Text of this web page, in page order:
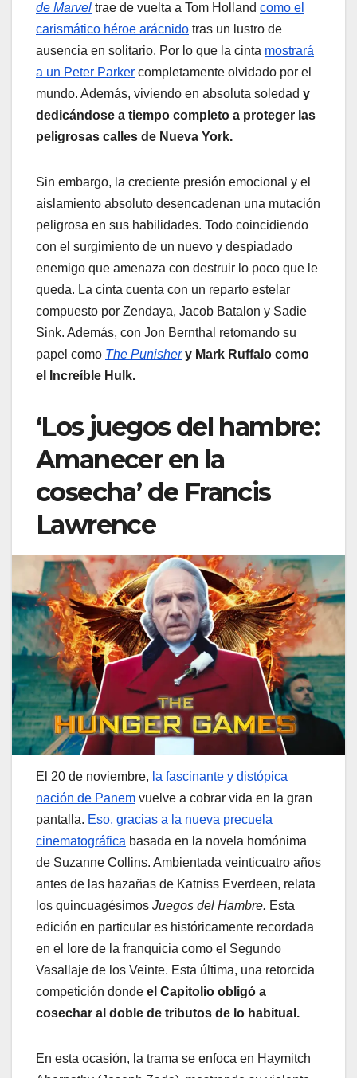
de Marvel trae de vuelta a Tom Holland como el
carismático héroe arácnido tras un lustro de
ausencia en solitario. Por lo que la cinta mostrará
a un Peter Parker completamente olvidado por el
mundo. Además, viviendo en absoluta soledad y
dedicándose a tiempo completo a proteger las
peligrosas calles de Nueva York.
Sin embargo, la creciente presión emocional y el
aislamiento absoluto desencadenan una mutación
peligrosa en sus habilidades. Todo coincidiendo
con el surgimiento de un nuevo y despiadado
enemigo que amenaza con destruir lo poco que le
queda. La cinta cuenta con un reparto estelar
compuesto por Zendaya, Jacob Batalon y Sadie
Sink. Además, con Jon Bernthal retomando su
papel como The Punisher y Mark Ruffalo como
el Increíble Hulk.
‘Los juegos del hambre:
Amanecer en la
cosecha’ de Francis
Lawrence
El 20 de noviembre, la fascinante y distópica
nación de Panem vuelve a cobrar vida en la gran
pantalla. Eso, gracias a la nueva precuela
cinematográfica basada en la novela homónima
de Suzanne Collins. Ambientada veinticuatro años
antes de las hazañas de Katniss Everdeen, relata
los quincuagésimos Juegos del Hambre. Esta
edición en particular es históricamente recordada
en el lore de la franquicia como el Segundo
Vasallaje de los Veinte. Esta última, una retorcida
competición donde el Capitolio obligó a
cosechar al doble de tributos de lo habitual.
En esta ocasión, la trama se enfoca en Haymitch